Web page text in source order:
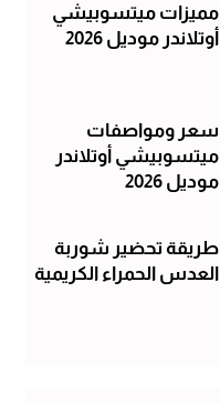
مميزات ميتسوبيشي
أوتلاندر موديل 2026
سعر ومواصفات
ميتسوبيشي أوتلاندر
موديل 2026
طريقة تحضير شوربة
العدس الحمراء الكريمية